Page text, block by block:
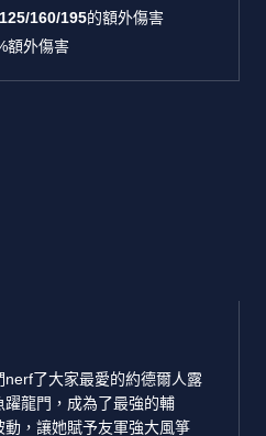
160/195的額外傷害
額外傷害
了大家最愛的約德爾人露
龍門，成為了最強的輔
動，讓她賦予友軍強大風箏